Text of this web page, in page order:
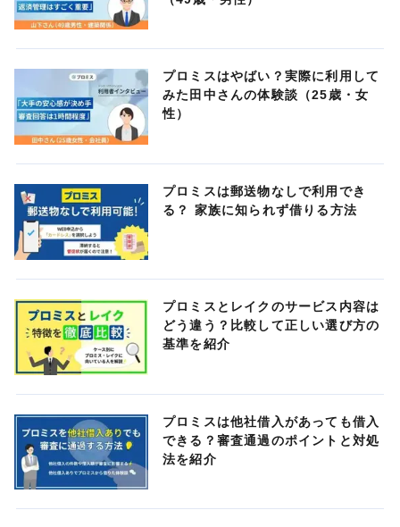
プロミスはやばい？実際に利用して
みた田中さんの体験談（25歳・女
性）
プロミスは郵送物なしで利用でき
る？ 家族に知られず借りる方法
プロミスとレイクのサービス内容は
どう違う？比較して正しい選び方の
基準を紹介
プロミスは他社借入があっても借入
できる？審査通過のポイントと対処
法を紹介